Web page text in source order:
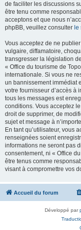
de faciliter les discussions
être tenu comme
acceptons et que nous
phpBB, veuillez consulter
Vous acceptez de ne
vulgaire, diffamatoire,
transgresser la législation
« Office du tourisme de
internationale. Si vous ne
un bannissement immédiat
votre fournisseur d’accès à
tous les messages est
conditions. Vous acceptez
droit de supprimer, de
sujet et message à
En tant qu’utilisateur, vous
renseignées soient
informations ne seront pas
consentement, ni « Office
être tenus comme
visant à compromettre vos
Accueil du forum
Développé par